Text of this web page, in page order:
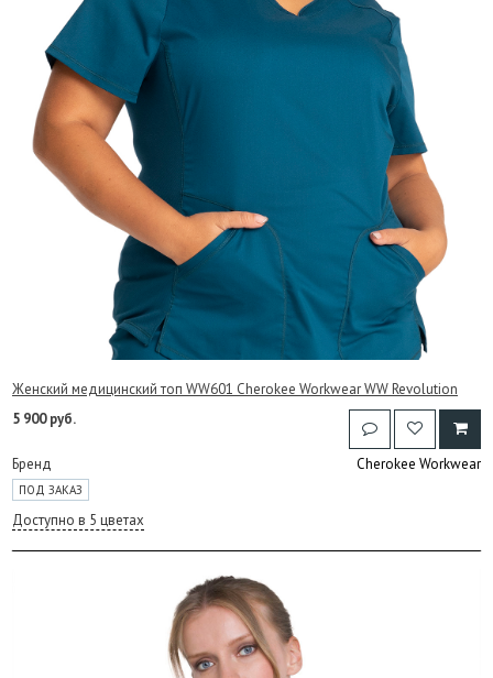
Женский медицинский топ WW601 Cherokee Workwear WW Revolution
5 900 руб.
Бренд Cherokee Workwear
ПОД ЗАКАЗ
Доступно в 5 цветах